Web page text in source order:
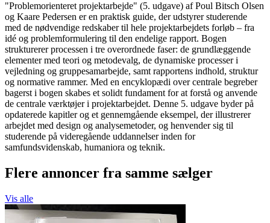
"Problemorienteret projektarbejde" (5. udgave) af Poul Bitsch Olsen
og Kaare Pedersen er en praktisk guide, der udstyrer studerende
med de nødvendige redskaber til hele projektarbejdets forløb – fra
idé og problemformulering til den endelige rapport. Bogen
strukturerer processen i tre overordnede faser: de grundlæggende
elementer med teori og metodevalg, de dynamiske processer i
vejledning og gruppesamarbejde, samt rapportens indhold, struktur
og normative rammer. Med en encyklopædi over centrale begreber
bagerst i bogen skabes et solidt fundament for at forstå og anvende
de centrale værktøjer i projektarbejdet. Denne 5. udgave byder på
opdaterede kapitler og et gennemgående eksempel, der illustrerer
arbejdet med design og analysemetoder, og henvender sig til
studerende på videregående uddannelser inden for
samfundsvidenskab, humaniora og teknik.
Flere annoncer fra samme sælger
Vis alle